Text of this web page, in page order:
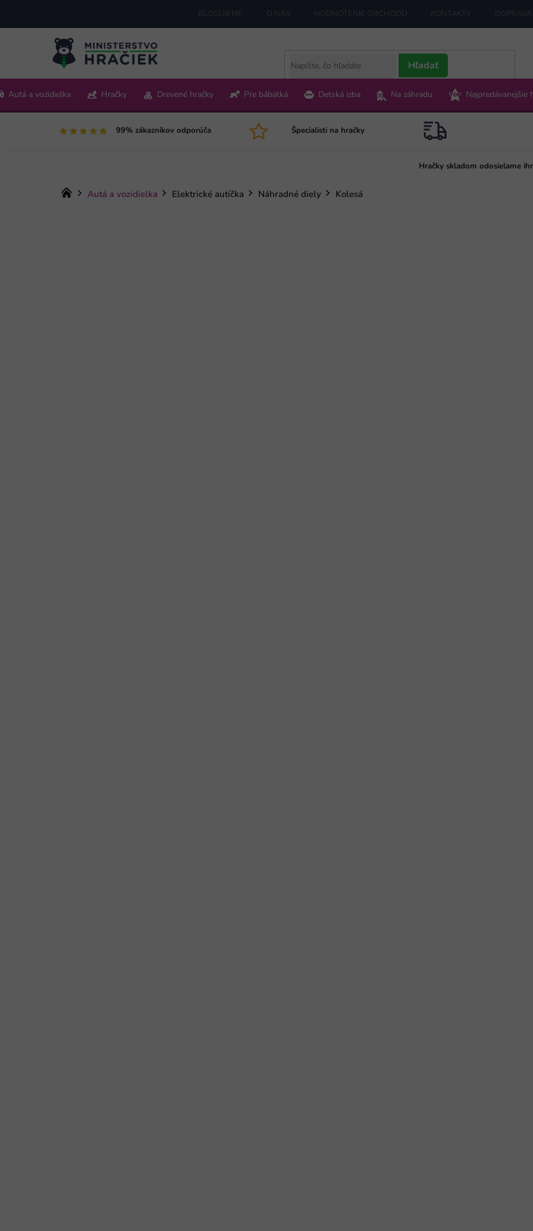
obsah
BLOGUJEME O NÁS HODNOTENIE OBCHODU KONTAKTY
Pon-Pia 9:00-15:00
Hľadať
Autá a vozidielka Hračky Drevené hračky Pre bábätká Detská izba Na záhradu Najpredávanejšie
99% zákazníkov odporúča Špecialisti na hračky
Hračky skladom odosielame
Domov
Autá a vozidielka Elektrické autíčka Náhradné diely Kolesá